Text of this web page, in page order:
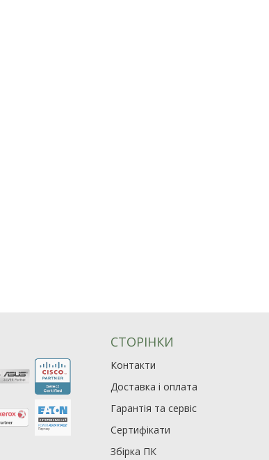
СТОРІНКИ
Контакти
Доставка і оплата
Гарантія та сервіс
Сертифікати
Збірка ПК